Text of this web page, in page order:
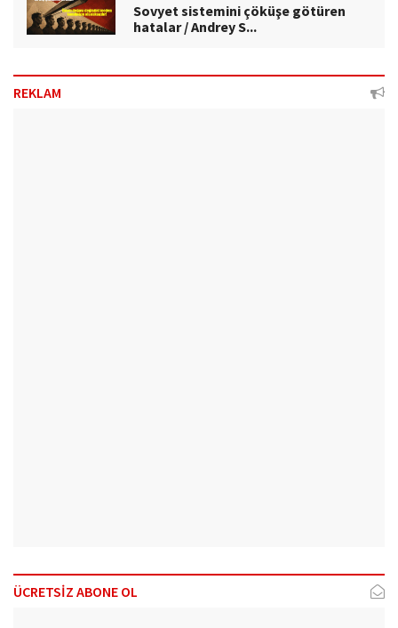
Sovyet sistemini çöküşe götüren
hatalar / Andrey S...
REKLAM
ÜCRETSİZ ABONE OL